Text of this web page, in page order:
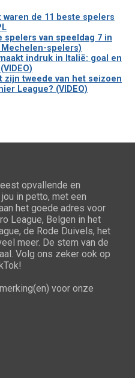
waren de 11 beste spelers
spelers van speeldag 7 in
Mechelen-spelers)
indruk in Italië: goal en
zijn tweede van het seizoen
League? (VIDEO)
opvallende en
in petto, met een
het goede adres voor
League, Belgen in het
de Rode Duivels, het
meer. De stem van de
Volg ons zeker ook op
voor onze